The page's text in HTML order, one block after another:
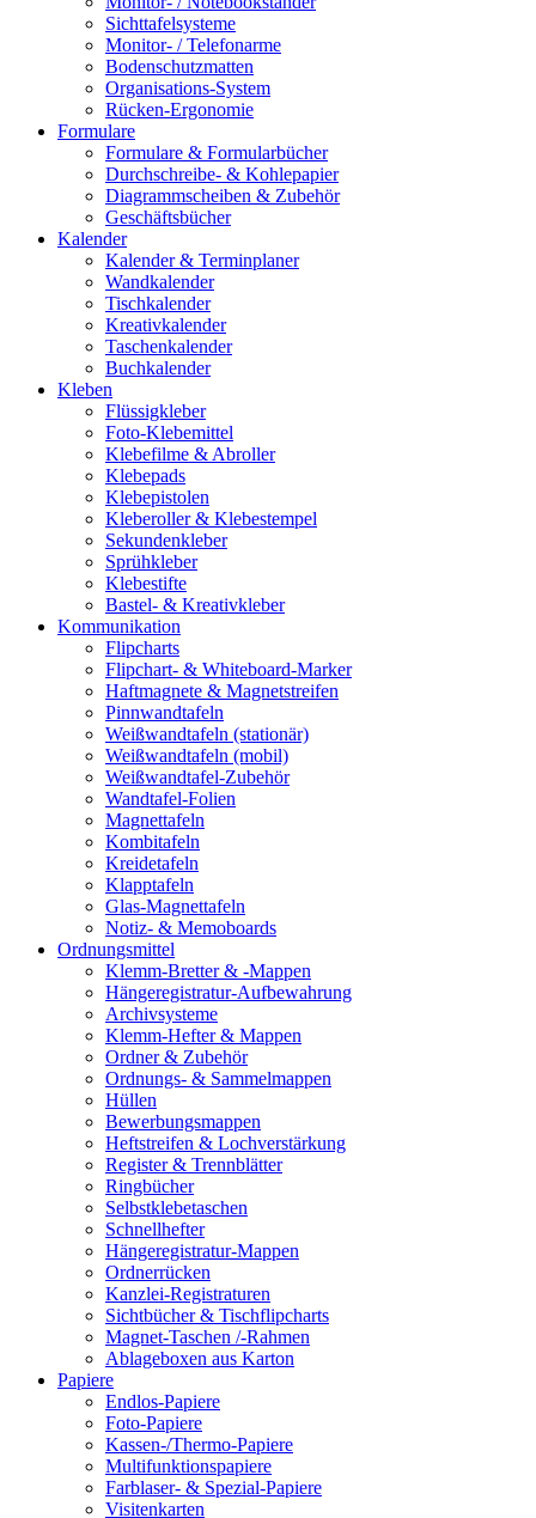
Sichttafelsysteme
Monitor- / Telefonarme
Bodenschutzmatten
Organisations-System
Rücken-Ergonomie
Formulare
Formulare & Formularbücher
Durchschreibe- & Kohlepapier
Diagrammscheiben & Zubehör
Geschäftsbücher
Kalender
Kalender & Terminplaner
Wandkalender
Tischkalender
Kreativkalender
Taschenkalender
Buchkalender
Kleben
Flüssigkleber
Foto-Klebemittel
Klebefilme & Abroller
Klebepads
Klebepistolen
Kleberoller & Klebestempel
Sekundenkleber
Sprühkleber
Klebestifte
Bastel- & Kreativkleber
Kommunikation
Flipcharts
Flipchart- & Whiteboard-Marker
Haftmagnete & Magnetstreifen
Pinnwandtafeln
Weißwandtafeln (stationär)
Weißwandtafeln (mobil)
Weißwandtafel-Zubehör
Wandtafel-Folien
Magnettafeln
Kombitafeln
Kreidetafeln
Klapptafeln
Glas-Magnettafeln
Notiz- & Memoboards
Ordnungsmittel
Klemm-Bretter & -Mappen
Hängeregistratur-Aufbewahrung
Archivsysteme
Klemm-Hefter & Mappen
Ordner & Zubehör
Ordnungs- & Sammelmappen
Hüllen
Bewerbungsmappen
Heftstreifen & Lochverstärkung
Register & Trennblätter
Ringbücher
Selbstklebetaschen
Schnellhefter
Hängeregistratur-Mappen
Ordnerrücken
Kanzlei-Registraturen
Sichtbücher & Tischflipcharts
Magnet-Taschen /-Rahmen
Ablageboxen aus Karton
Papiere
Endlos-Papiere
Foto-Papiere
Kassen-/Thermo-Papiere
Multifunktionspapiere
Farblaser- & Spezial-Papiere
Visitenkarten